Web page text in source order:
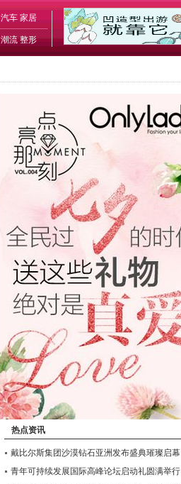
汽车 家居
潮流 整形
热点资讯
戴比尔斯集团沙漠钻石亚洲发布盛典璀璨启幕
青年可持续发展国际高峰论坛启动礼圆满举行